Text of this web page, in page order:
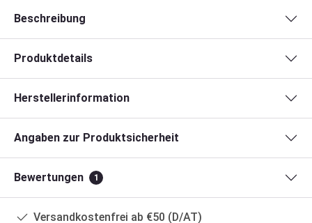
Beschreibung
Produktdetails
Herstellerinformation
Angaben zur Produktsicherheit
Bewertungen 1
Versandkostenfrei ab €50 (D/AT)